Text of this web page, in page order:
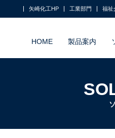
矢崎化工HP 工業部門 福祉
HOME 製品案内